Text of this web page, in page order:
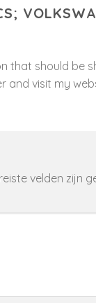
that should be
and visit my
velden zijn